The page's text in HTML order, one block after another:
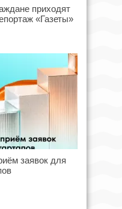
приходят
«Газеты»
заявок для